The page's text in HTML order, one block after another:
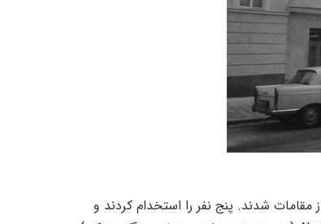
به اخذ مجوز رسمی از مقامات شدند. پنج نفر را استخدام کردند و